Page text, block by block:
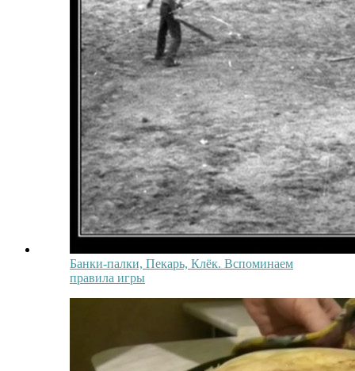
Банки-палки, Пекарь, Клёк. Вспоминаем
правила игры